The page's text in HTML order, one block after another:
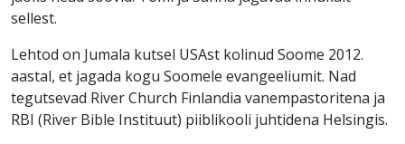
sellest.
Lehtod on Jumala kutsel USAst kolinud Soome 2012.
aastal, et jagada kogu Soomele evangeeliumit. Nad
tegutsevad River Church Finlandia vanempastoritena ja
RBI (River Bible Instituut) piiblikooli juhtidena Helsingis.